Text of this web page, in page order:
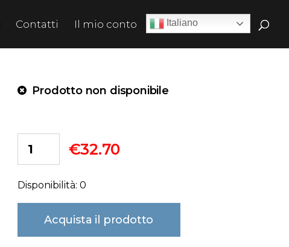
Contatti Il mio conto
Prodotto non disponibile
€32.70
Disponibilità: 0
Acquista il prodotto
Italiano